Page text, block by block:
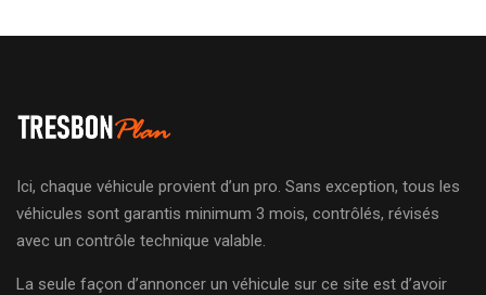
Ici, chaque véhicule provient d’un pro. Sans exception, tous les
véhicules sont garantis minimum 3 mois, contrôlés, révisés
avec un contrôle technique valable.
La seule façon d’annoncer un véhicule sur ce site est d’avoir